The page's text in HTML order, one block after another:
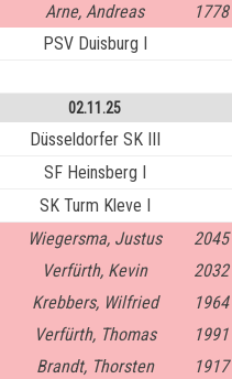
Arne, Andreas 1778
PSV Duisburg I
02.11.25
Düsseldorfer SK III
SF Heinsberg I
SK Turm Kleve I
Wiegersma, Justus 2045
Verfürth, Kevin 2032
Krebbers, Wilfried 1964
Verfürth, Thomas 1991
Brandt, Thorsten 1917